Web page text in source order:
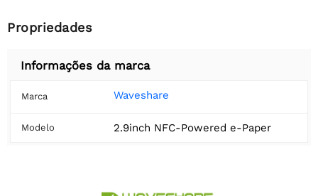
Propriedades
Informações da marca
Marca Waveshare
Modelo 2.9inch NFC-Powered e-Paper